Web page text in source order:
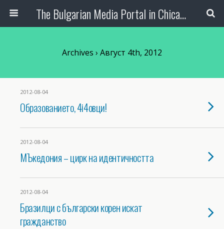
The Bulgarian Media Portal in Chicago
Archives › Август 4th, 2012
2012-08-04
Образованието, 4i4oвци!
2012-08-04
МЪкедония – цирк на идентичността
2012-08-04
Бразилци с български корен искат
гражданство